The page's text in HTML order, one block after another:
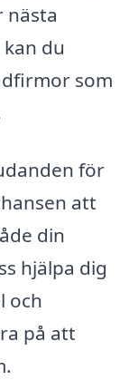
nästa
du
som
för
att
din
hjälpa dig
och
på att